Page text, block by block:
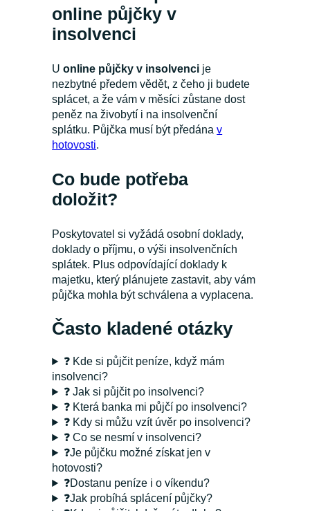
online půjčky v
insolvenci
Uonline půjčky v insolvenci je
nezbytné předem vědět, z čeho ji budete
splácet, a že vám v měsíci zůstane dost
peněz na živobytí i na insolvenční
splátku. Půjčka musí být předánav
hotovosti.
Co bude potřeba
doložit?
Poskytovatel si vyžádá osobní doklady,
doklady o příjmu, o výši insolvenčních
splátek. Plus odpovídající doklady k
majetku, který plánujete zastavit, aby vám
půjčka mohla být schválena a vyplacena.
Často kladené otázky
❓ Kde si půjčit peníze, když mám
insolvenci?
❓ Jak si půjčit po insolvenci?
❓ Která banka mi půjčí po insolvenci?
❓ Kdy si můžu vzít úvěr po insolvenci?
❓ Co se nesmí v insolvenci?
❓Je půjčku možné získat jen v
hotovosti?
❓Dostanu peníze i o víkendu?
❓Jak probíhá splácení půjčky?